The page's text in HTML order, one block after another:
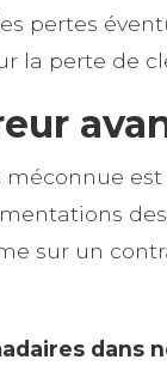
pertes
la perte de
sur un